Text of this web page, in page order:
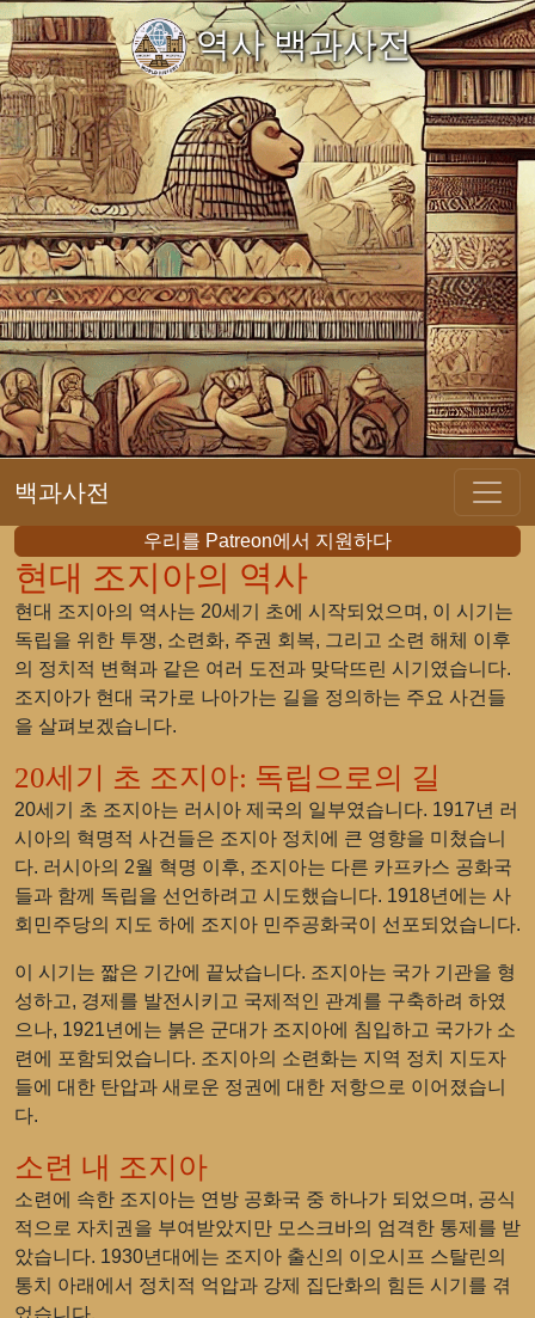
역사 백과사전
백과사전
우리를 Patreon에서 지원하다
현대 조지아의 역사
현대 조지아의 역사는 20세기 초에 시작되었으며, 이 시기는
독립을 위한 투쟁, 소련화, 주권 회복, 그리고 소련 해체 이후
의 정치적 변혁과 같은 여러 도전과 맞닥뜨린 시기였습니다.
조지아가 현대 국가로 나아가는 길을 정의하는 주요 사건들
을 살펴보겠습니다.
20세기 초 조지아: 독립으로의 길
20세기 초 조지아는 러시아 제국의 일부였습니다. 1917년 러
시아의 혁명적 사건들은 조지아 정치에 큰 영향을 미쳤습니
다. 러시아의 2월 혁명 이후, 조지아는 다른 카프카스 공화국
들과 함께 독립을 선언하려고 시도했습니다. 1918년에는 사
회민주당의 지도 하에 조지아 민주공화국이 선포되었습니다.
이 시기는 짧은 기간에 끝났습니다. 조지아는 국가 기관을 형
성하고, 경제를 발전시키고 국제적인 관계를 구축하려 하였
으나, 1921년에는 붉은 군대가 조지아에 침입하고 국가가 소
련에 포함되었습니다. 조지아의 소련화는 지역 정치 지도자
들에 대한 탄압과 새로운 정권에 대한 저항으로 이어졌습니
다.
소련 내 조지아
소련에 속한 조지아는 연방 공화국 중 하나가 되었으며, 공식
적으로 자치권을 부여받았지만 모스크바의 엄격한 통제를 받
았습니다. 1930년대에는 조지아 출신의 이오시프 스탈린의
통치 아래에서 정치적 억압과 강제 집단화의 힘든 시기를 겪
었습니다.